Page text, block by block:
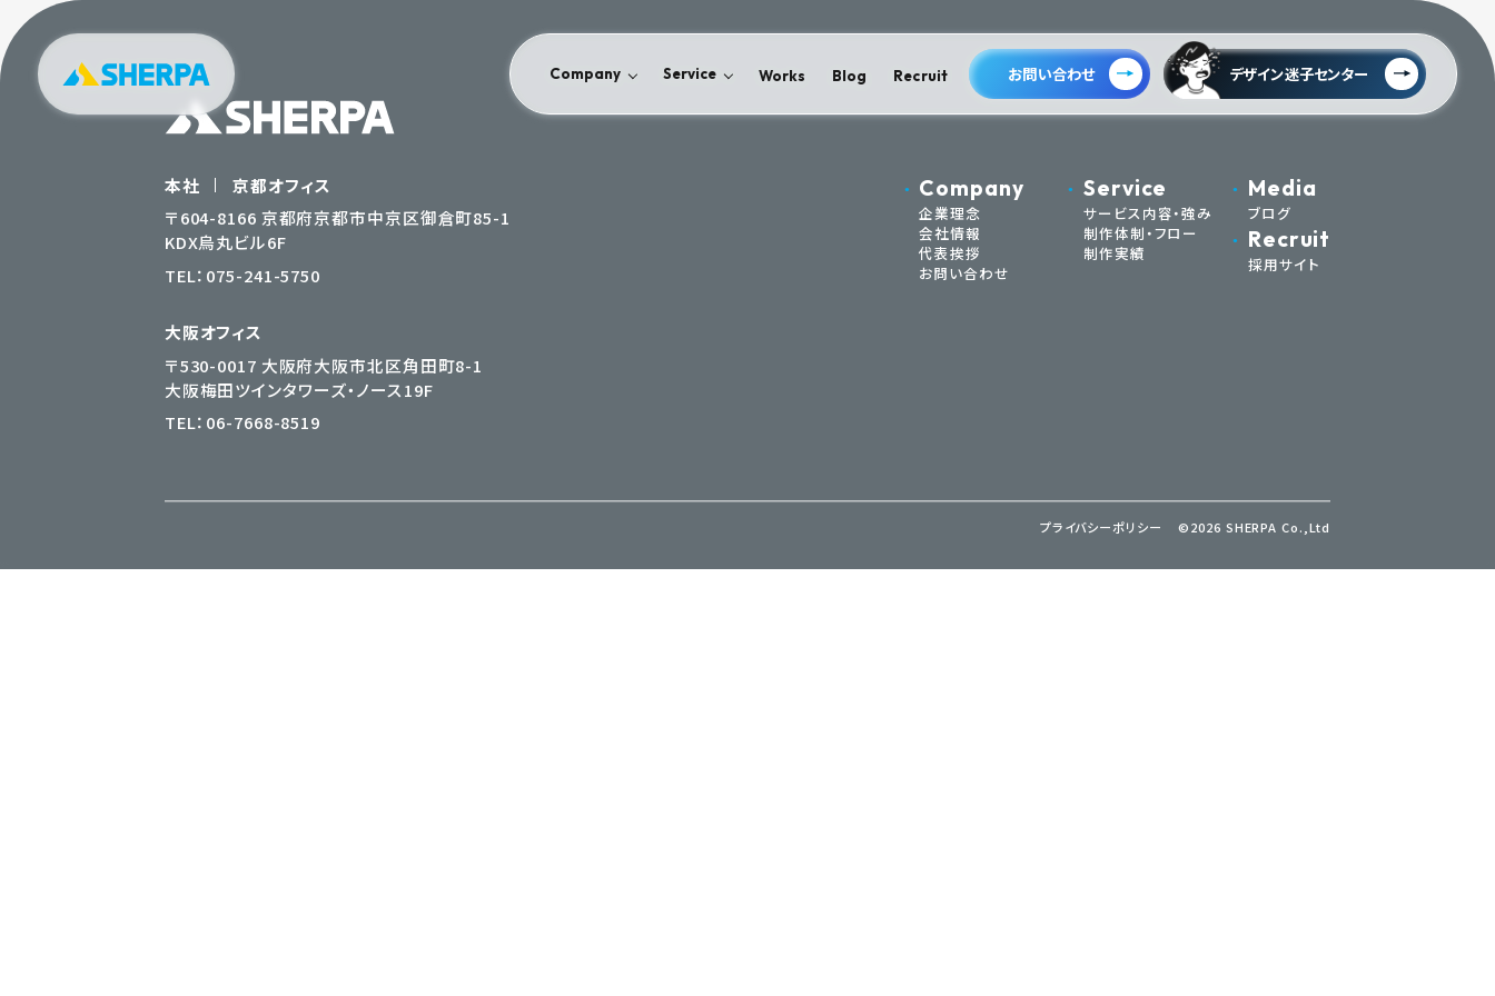
Company Service Works Blog Recruit お問い合わせ デザイン迷子センター
本社
京都オフィス
〒604-8166 京都府京都市中京区御倉町85-1
KDX烏丸ビル6F
TEL： 075-241-5750
大阪オフィス
〒530-0017 大阪府大阪市北区角田町8-1
大阪梅田ツインタワーズ・ノース19F
TEL： 06-7668-8519
Company
企業理念
会社情報
代表挨拶
お問い合わせ
Service
サービス内容・強み
制作体制・フロー
制作実績
Media
ブログ
Recruit
採用サイト
プライバシーポリシー ©2026 SHERPA Co.,Ltd